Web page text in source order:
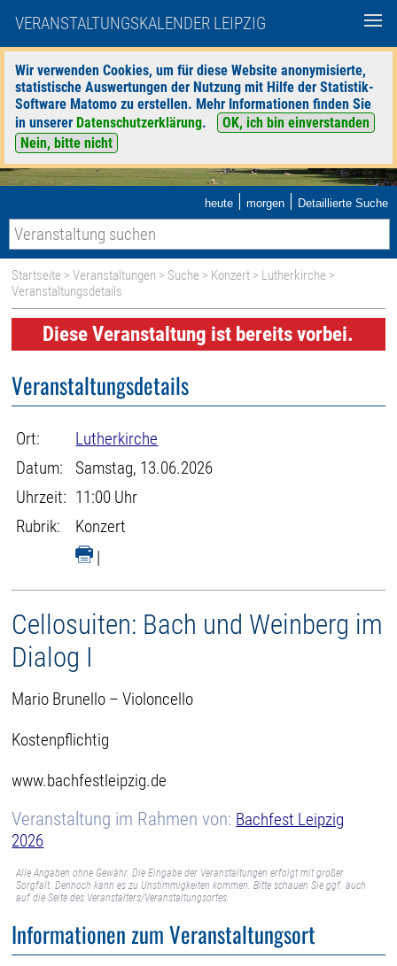
VERANSTALTUNGSKALENDER LEIPZIG
Wir verwenden Cookies, um für diese Website anonymisierte,
statistische Auswertungen der Nutzung mit Hilfe der Statistik-
Software Matomo zu erstellen. Mehr Informationen finden Sie
in unserer Datenschutzerklärung.
OK, ich bin einverstanden
Nein, bitte nicht
heute | morgen | Detaillierte Suche
Startseite >Veranstaltungen > Suche > Konzert > Lutherkirche >
Veranstaltungsdetails
Diese Veranstaltung ist bereits vorbei.
Veranstaltungsdetails
Ort:
Lutherkirche
Datum:
Samstag, 13.06.2026
Uhrzeit: 11:00 Uhr
Rubrik:
Konzert
|
Cellosuiten: Bach und Weinberg im
Dialog I
Mario Brunello – Violoncello
Kostenpflichtig
www.bachfestleipzig.de
Veranstaltung im Rahmen von: Bachfest Leipzig
2026
Alle Angaben ohne Gewähr. Die Eingabe der Veranstaltungen erfolgt mit großer
Sorgfalt. Dennoch kann es zu Unstimmigkeiten kommen. Bitte schauen Sie ggf. auch
auf die Seite des Veranstalters/Veranstaltungsortes.
Informationen zum Veranstaltungsort